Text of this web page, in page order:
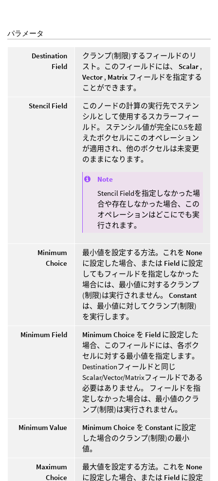
パラメータ
Destination
Field
クランプ(制限)するフィールドのリ
スト。このフィールドには、 Scalar ,
Vector , Matrix フィールドを指定する
ことができます。
Stencil Field
このノードの計算の実行先でステン
シルとして使用するスカラーフィー
ルド。 ステンシル値が完全に0.5を超
えたボクセルにこのオペレーション
が適用され、他のボクセルは未変更
のままになります。
Note
Stencil Fieldを指定しなかった場
合や存在しなかった場合、この
オペレーションはどこにでも実
行されます。
Minimum
Choice
最小値を設定する方法。これを None
に設定した場合、または Field に設定
してもフィールドを指定しなかった
場合には、最小値に対するクランプ
(制限)は実行されません。 Constant
は、最小値に対してクランプ(制限)
を実行します。
Minimum Field
Minimum Choice を Field に設定した
場合、このフィールドには、各ボク
セルに対する最小値を指定します。
Destinationフィールドと同じ
Scalar/Vector/Matrixフィールドである
必要はありません。 フィールドを指
定しなかった場合は、最小値のクラ
ンプ(制限)は実行されません。
Minimum Value
Minimum Choice を Constant に設定
した場合のクランプ(制限)の最小
値。
Maximum
Choice
最大値を設定する方法。これを None
に設定した場合、または Field に設定